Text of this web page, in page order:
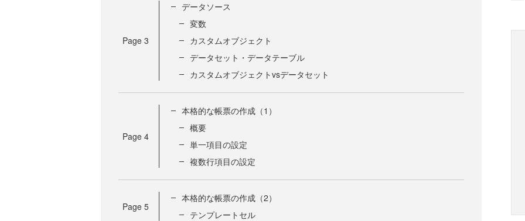
Page 3
データソース
変数
カスタムオブジェクト
データセット・データテーブル
カスタムオブジェクトvsデータセット
Page 4
本格的な帳票の作成（1）
概要
単一項目の設定
複数行項目の設定
Page 5
本格的な帳票の作成（2）
テンプレートセル